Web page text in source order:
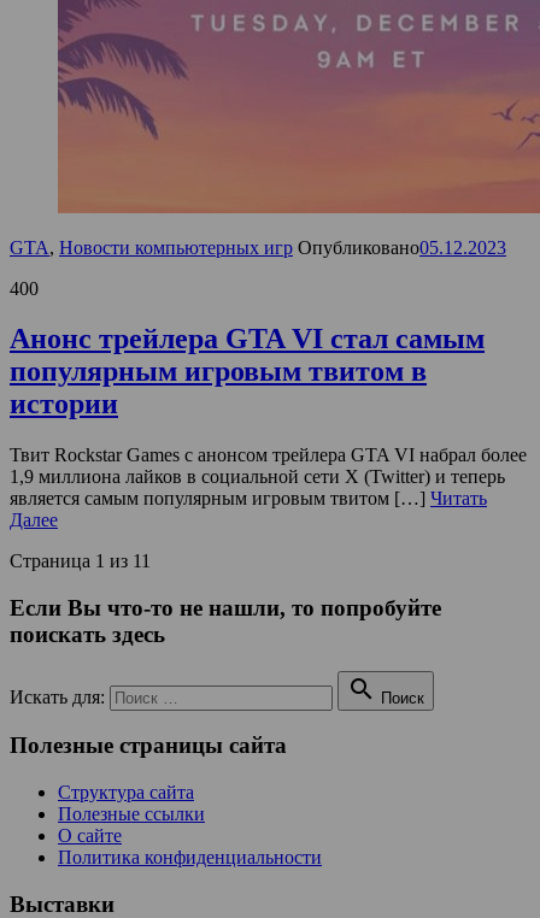
GTA, Новости компьютерных игр Опубликовано05.12.2023
400
Анонс трейлера GTA VI стал самым
популярным игровым твитом в
истории
Твит Rockstar Games с анонсом трейлера GTA VI набрал более
1,9 миллиона лайков в социальной сети X (Twitter) и теперь
является самым популярным игровым твитом […] Читать
Далее
Страница 1 из 11
Если Вы что-то не нашли, то попробуйте
поискать здесь
Искать для:  Поиск
Полезные страницы сайта
Структура сайта
Полезные ссылки
О сайте
Политика конфиденциальности
Выставки